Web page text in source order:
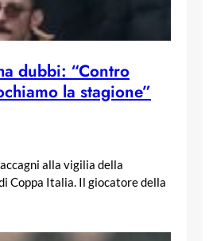
dubbi: “Contro
la stagione”
alla vigilia della
Coppa Italia. Il giocatore della